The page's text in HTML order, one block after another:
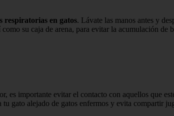
respiratorias en gatos. Lávate las manos antes y
su caja de arena, para evitar la acumulación de
es importante evitar el contacto con aquellos que
gato alejado de gatos enfermos y evita compartir